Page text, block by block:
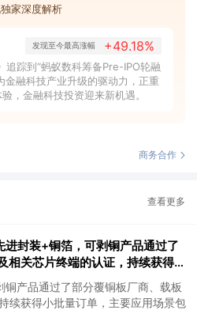
家深度解析
发现至今最高涨幅 +49.18%
踪到“蚂蚁数科筹备Pre-IPO轮融
金融科技产业升级的驱动力，正重
，金融科技投资迎来新机遇。
商务合作
查看更多
进封装+铜箔，可剥铜产品通过了
相关芯片终端的认证，持续获得小
芯片封装光模块用PCB，机构大
产品通过了部分覆铜板厂商、载板
续获得小批量订单，主要应用场景包